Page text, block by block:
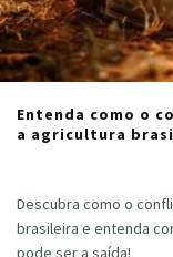
Entenda como o
a agricultura
Descubra como o
brasileira e entenda
pode ser a saída!